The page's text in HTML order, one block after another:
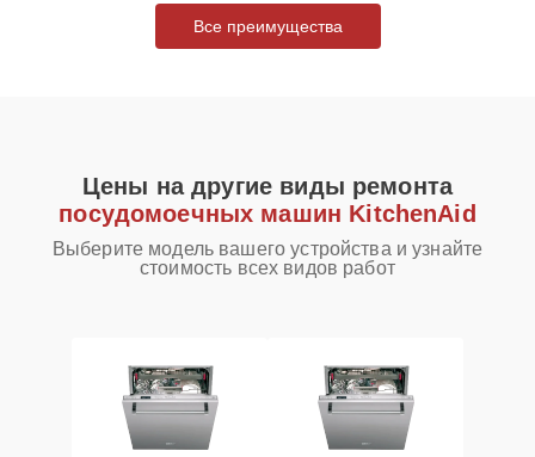
Все преимущества
Цены на другие виды ремонта
посудомоечных машин KitchenAid
Выберите модель вашего устройства и узнайте
стоимость всех видов работ